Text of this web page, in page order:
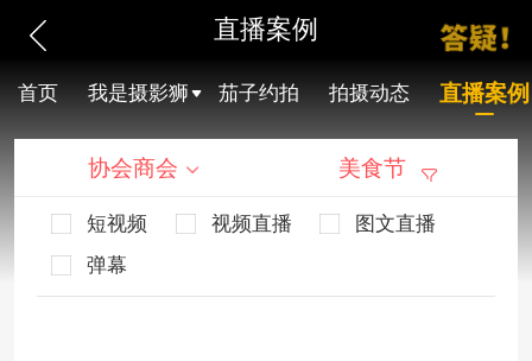
直播案例
首页 我是摄影狮 茄子约拍 拍摄动态 直播案例
协会商会 美食节
短视频 视频直播
图文直播
弹幕